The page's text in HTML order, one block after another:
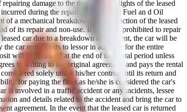
damage to the tiers, glass or lights of the leased
during the repair period. 3 Car Fuel an d Oil
of a mechanical breakdown or malfunction of the leased
of its repair and non-use. It is strictly prohibited to repair
car due to a breakdown or accident, the car will be
the car rental costs to lessor in advance for the entire
will be refunded at the end of the rental period unless
in writing to the original agreement and pays the rental
solely under his/her control until its return and
for paying the fines,as he/she is considered the car's
is involved in a traffic accident or any incidents, lessee
and details related to the accident and bring the car to
agreement. In the event that the leased car is returned